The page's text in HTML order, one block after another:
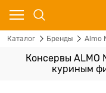
Каталог Бренды Almo
Консервы ALMO
куриным